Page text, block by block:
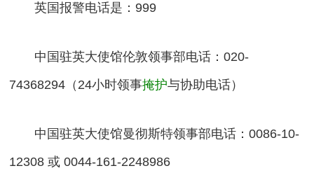
英国报警电话是：999
中国驻英大使馆伦敦领事部电话：020-
74368294（24小时领事掩护与协助电话）
中国驻英大使馆曼彻斯特领事部电话：0086-10-
12308 或 0044-161-2248986